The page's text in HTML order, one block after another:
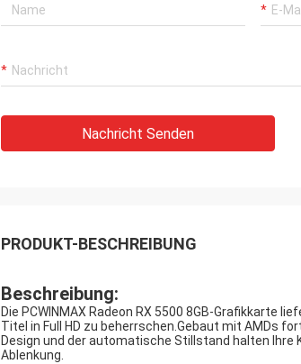
Nachricht Senden
PRODUKT-BESCHREIBUNG
Beschreibung:
Die PCWINMAX Radeon RX 5500 8GB-Grafikkarte
Titel in Full HD zu beherrschen.Gebaut mit AMDs
Design und der automatische Stillstand halten Ihre
Ablenkung.